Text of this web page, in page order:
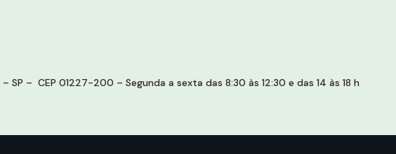
– CEP 01227-200 – Segunda a sexta das 8:30 às 12:30 e das 14 às 18 h